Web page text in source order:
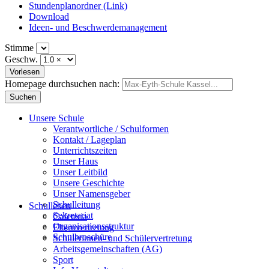
Stundenplanordner (Link)
Download
Ideen- und Beschwerdemanagement
Stimme
Geschw.
Homepage durchsuchen nach:
Unsere Schule
Verantwortliche / Schulformen
Kontakt / Lageplan
Unterrichtszeiten
Unser Haus
Unser Leitbild
Unsere Geschichte
Unser Namensgeber
Schulleitung
Sekretariat
Organisationsstruktur
Schulbroschüre
Schulleben
Cafeteria
Elternvertretung
Schülerinnen- und Schülervertretung
Arbeitsgemeinschaften (AG)
Sport